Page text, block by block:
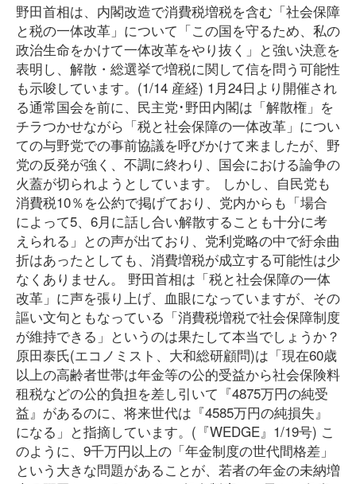
野田首相は、内閣改造で消費税増税を含む「社会保障
と税の一体改革」について「この国を守るため、私の
政治生命をかけて一体改革をやり抜く」と強い決意を
表明し、解散・総選挙で増税に関して信を問う可能性
も示唆しています。(1/14 産経) 1月24日より開催され
る通常国会を前に、民主党･野田内閣は「解散権」を
チラつかせながら「税と社会保障の一体改革」につい
ての与野党での事前協議を呼びかけて来ましたが、野
党の反発が強く、不調に終わり、国会における論争の
火蓋が切られようとしています。 しかし、自民党も
消費税10％を公約で掲げており、党内からも「場合
によって5、6月に話し合い解散することも十分に考
えられる」との声が出ており、党利党略の中で紆余曲
折はあったとしても、消費増税が成立する可能性は少
なくありません。 野田首相は「税と社会保障の一体
改革」に声を張り上げ、血眼になっていますが、その
謳い文句ともなっている「消費税増税で社会保障制度
が維持できる」というのは果たして本当でしょうか？
原田泰氏(エコノミスト、大和総研顧問)は「現在60歳
以上の高齢者世帯は年金等の公的受益から社会保険料
租税などの公的負担を差し引いて『4875万円の純受
益』があるのに、将来世代は『4585万円の純損失』
になる」と指摘しています。(『WEDGE』1/19号) こ
のように、9千万円以上の「年金制度の世代間格差」
という大きな問題があることが、若者の年金の未納増